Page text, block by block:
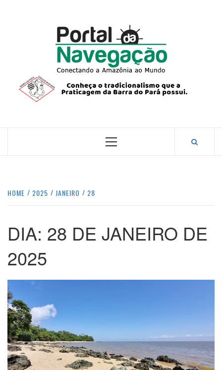
CONECTANDO A AMAZÔNIA COM O MUNDO.
Primary
HOME 2025 JANEIRO 28
DIA: 28 DE JANEIRO DE
2025